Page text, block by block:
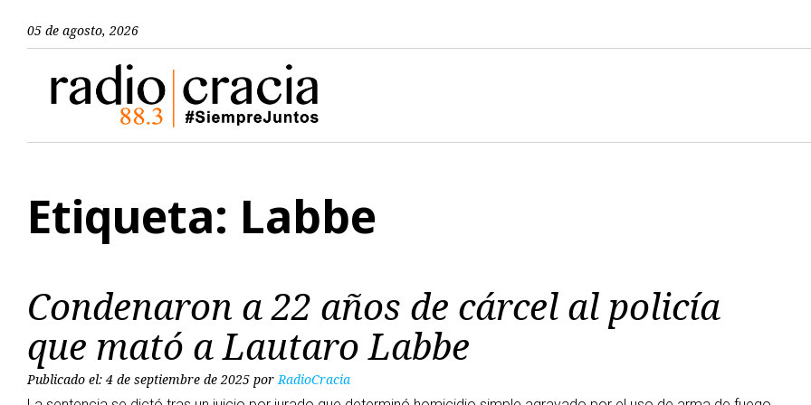
05 de agosto, 2026
Etiqueta: Labbe
Condenaron a 22 años de cárcel al policía
que mató a Lautaro Labbe
Publicado el: 4 de septiembre de 2025 porRadioCracia